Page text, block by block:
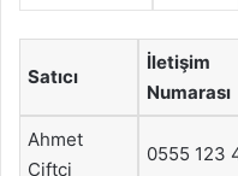
Satıcı
İletişim
Numarası
Ahmet
Çiftçi
0555 123